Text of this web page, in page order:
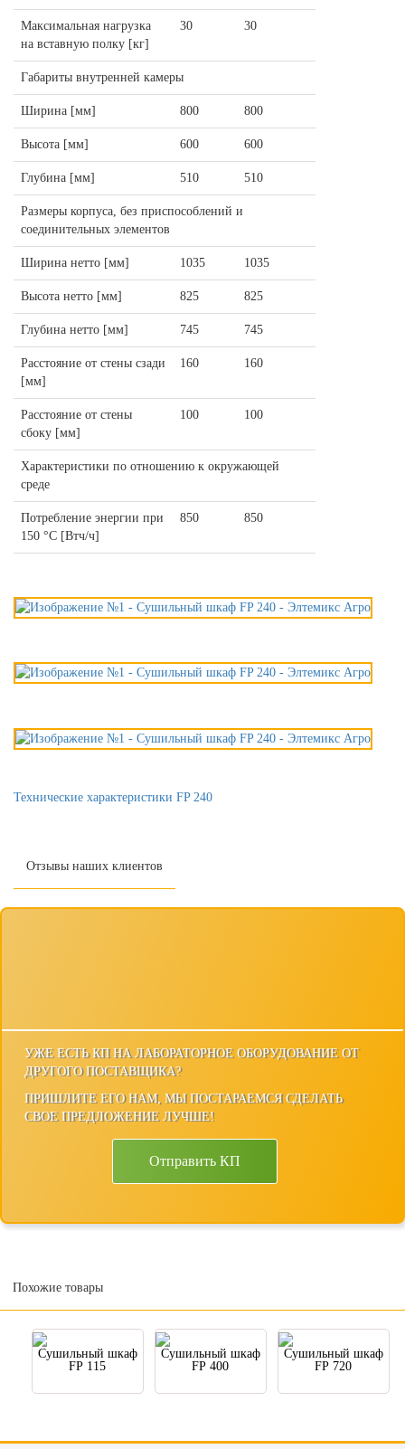
УЖЕ ЕСТЬ КП НА ЛАБОРАТОРНОЕ ОБОРУДОВАНИЕ ОТ
ДРУГОГО ПОСТАВЩИКА?
ПРИШЛИТЕ ЕГО НАМ, МЫ ПОСТАРАЕМСЯ СДЕЛАТЬ
СВОЕ ПРЕДЛОЖЕНИЕ ЛУЧШЕ!
Отправить КП
Максимальная нагрузка
на вставную полку [кг]
30 30
Габариты внутренней камеры
Ширина [мм] 800 800
Высота [мм] 600 600
Глубина [мм] 510 510
Размеры корпуса, без приспособлений и
соединительных элементов
Ширина нетто [мм] 1035 1035
Высота нетто [мм] 825 825
Глубина нетто [мм] 745 745
Расстояние от стены сзади
[мм]
160 160
Расстояние от стены
сбоку [мм]
100 100
Характеристики по отношению к окружающей
среде
Потребление энергии при
150 °C [Втч/ч]
850 850
Технические характеристики FP 240
Похожие товары
Сушильный шкаф
FP 115
Сушильный шкаф
FP 400
Сушильный шкаф
FP 720
Отзывы наших клиентов